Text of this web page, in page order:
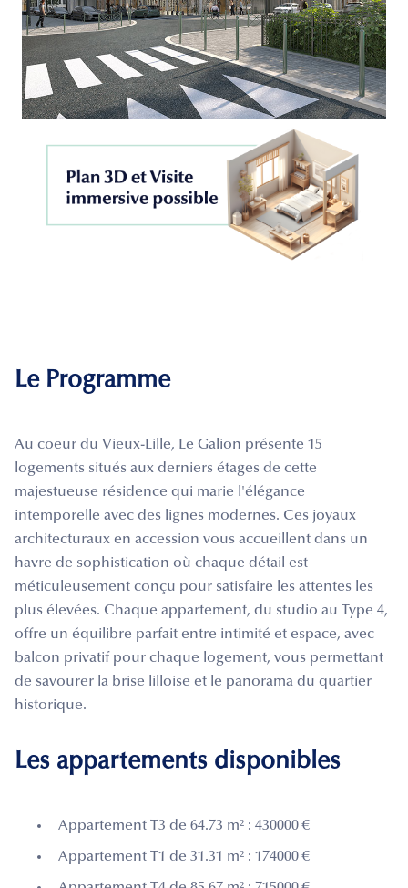
Le Programme
Au coeur du Vieux-Lille, Le Galion présente 15
logements situés aux derniers étages de cette
majestueuse résidence qui marie l'élégance
intemporelle avec des lignes modernes. Ces joyaux
architecturaux en accession vous accueillent dans un
havre de sophistication où chaque détail est
méticuleusement conçu pour satisfaire les attentes les
plus élevées. Chaque appartement, du studio au Type 4,
offre un équilibre parfait entre intimité et espace, avec
balcon privatif pour chaque logement, vous permettant
de savourer la brise lilloise et le panorama du quartier
historique.
Les appartements disponibles
Appartement T3 de 64.73 m² : 430000 €
Appartement T1 de 31.31 m² : 174000 €